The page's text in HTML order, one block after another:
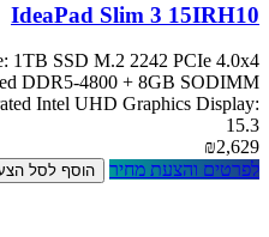
IdeaPad Slim 3 15IRH10
1TB SSD M.2 2242 PCIe 4.0x4
DDR5-4800 + 8GB SODIMM
Intel UHD Graphics Display:
15.3
₪2,629
לפרטים והצעת מחיר
הוסף לסל